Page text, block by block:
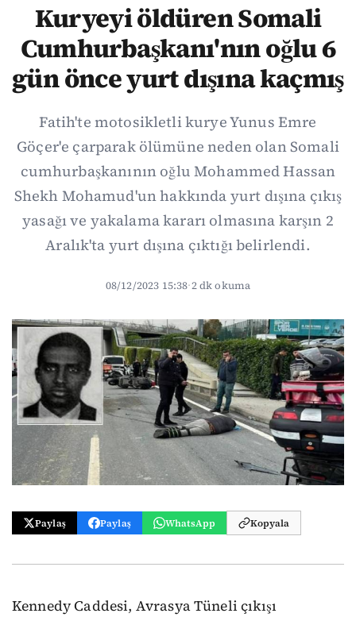
Kuryeyi öldüren Somali
Cumhurbaşkanı'nın oğlu 6
gün önce yurt dışına kaçmış
Fatih'te motosikletli kurye Yunus Emre
Göçer'e çarparak ölümüne neden olan Somali
cumhurbaşkanının oğlu Mohammed Hassan
Shekh Mohamud'un hakkında yurt dışına çıkış
yasağı ve yakalama kararı olmasına karşın 2
Aralık'ta yurt dışına çıktığı belirlendi.
08/12/2023 15:38·2 dk okuma
Paylaş Paylaş WhatsApp Kopyala
Kennedy Caddesi, Avrasya Tüneli çıkışı